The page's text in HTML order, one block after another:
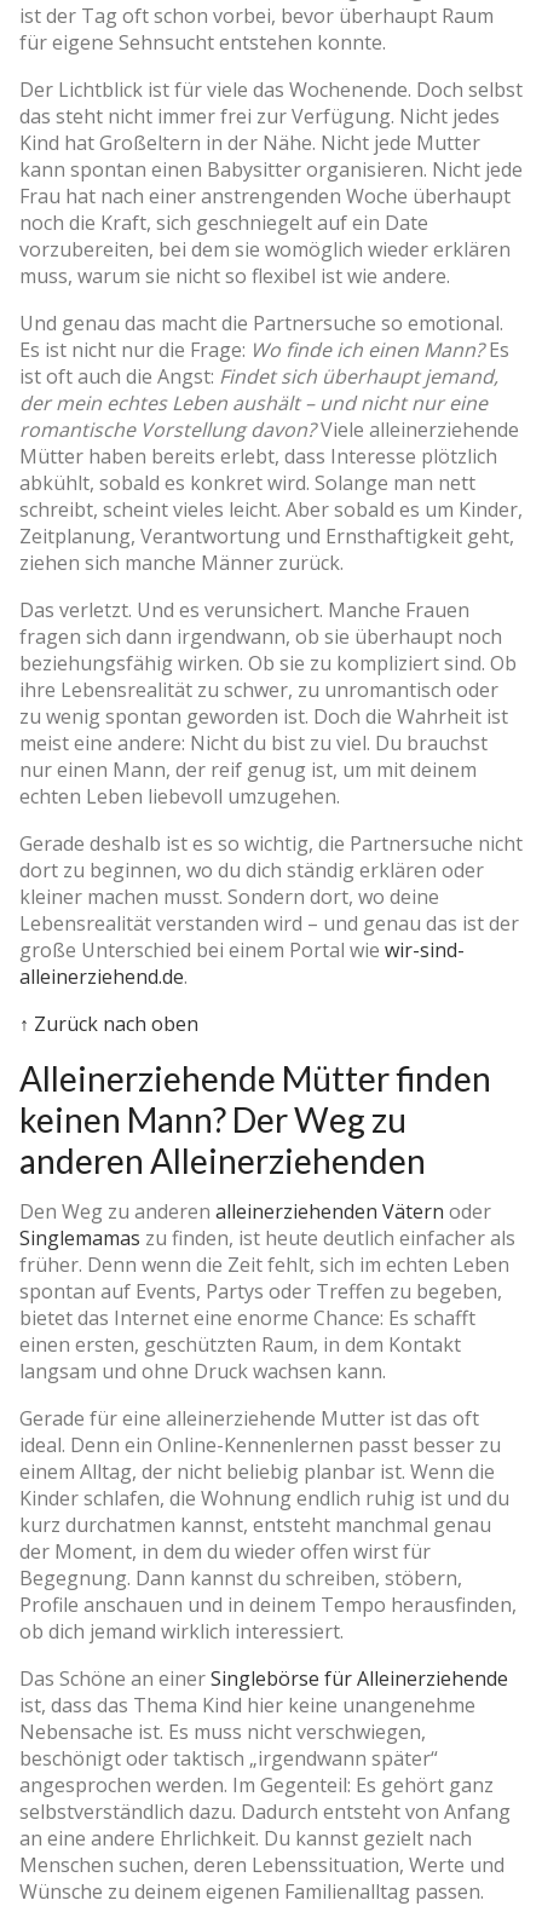
ist der Tag oft schon vorbei, bevor überhaupt Raum
für eigene Sehnsucht entstehen konnte.
Der Lichtblick ist für viele das Wochenende. Doch selbst
das steht nicht immer frei zur Verfügung. Nicht jedes
Kind hat Großeltern in der Nähe. Nicht jede Mutter
kann spontan einen Babysitter organisieren. Nicht jede
Frau hat nach einer anstrengenden Woche überhaupt
noch die Kraft, sich geschniegelt auf ein Date
vorzubereiten, bei dem sie womöglich wieder erklären
muss, warum sie nicht so flexibel ist wie andere.
Und genau das macht die Partnersuche so emotional.
Es ist nicht nur die Frage: Wo finde ich einen Mann?Es
ist oft auch die Angst: Findet sich überhaupt jemand,
der mein echtes Leben aushält – und nicht nur eine
romantische Vorstellung davon?Viele alleinerziehende
Mütter haben bereits erlebt, dass Interesse plötzlich
abkühlt, sobald es konkret wird. Solange man nett
schreibt, scheint vieles leicht. Aber sobald es um Kinder,
Zeitplanung, Verantwortung und Ernsthaftigkeit geht,
ziehen sich manche Männer zurück.
Das verletzt. Und es verunsichert. Manche Frauen
fragen sich dann irgendwann, ob sie überhaupt noch
beziehungsfähig wirken. Ob sie zu kompliziert sind. Ob
ihre Lebensrealität zu schwer, zu unromantisch oder
zu wenig spontan geworden ist. Doch die Wahrheit ist
meist eine andere: Nicht du bist zu viel. Du brauchst
nur einen Mann, der reif genug ist, um mit deinem
echten Leben liebevoll umzugehen.
Gerade deshalb ist es so wichtig, die Partnersuche nicht
dort zu beginnen, wo du dich ständig erklären oder
kleiner machen musst. Sondern dort, wo deine
Lebensrealität verstanden wird – und genau das ist der
große Unterschied bei einem Portal wie wir-sind-
alleinerziehend.de.
↑ Zurück nach oben
Alleinerziehende Mütter finden
keinen Mann? Der Weg zu
anderen Alleinerziehenden
Den Weg zu anderen alleinerziehenden Vätern oder
Singlemamas zu finden, ist heute deutlich einfacher als
früher. Denn wenn die Zeit fehlt, sich im echten Leben
spontan auf Events, Partys oder Treffen zu begeben,
bietet das Internet eine enorme Chance: Es schafft
einen ersten, geschützten Raum, in dem Kontakt
langsam und ohne Druck wachsen kann.
Gerade für eine alleinerziehende Mutter ist das oft
ideal. Denn ein Online-Kennenlernen passt besser zu
einem Alltag, der nicht beliebig planbar ist. Wenn die
Kinder schlafen, die Wohnung endlich ruhig ist und du
kurz durchatmen kannst, entsteht manchmal genau
der Moment, in dem du wieder offen wirst für
Begegnung. Dann kannst du schreiben, stöbern,
Profile anschauen und in deinem Tempo herausfinden,
ob dich jemand wirklich interessiert.
Das Schöne an einerSinglebörse für Alleinerziehende
ist, dass das Thema Kind hier keine unangenehme
Nebensache ist. Es muss nicht verschwiegen,
beschönigt oder taktisch „irgendwann später“
angesprochen werden. Im Gegenteil: Es gehört ganz
selbstverständlich dazu. Dadurch entsteht von Anfang
an eine andere Ehrlichkeit. Du kannst gezielt nach
Menschen suchen, deren Lebenssituation, Werte und
Wünsche zu deinem eigenen Familienalltag passen.